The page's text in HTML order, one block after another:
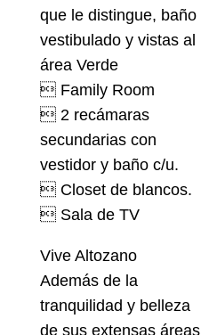
que le distingue, baño
vestibulado y vistas al
área Verde
 Family Room
 2 recámaras
secundarias con
vestidor y baño c/u.
 Closet de blancos.
 Sala de TV
Vive Altozano
Además de la
tranquilidad y belleza
de sus extensas áreas